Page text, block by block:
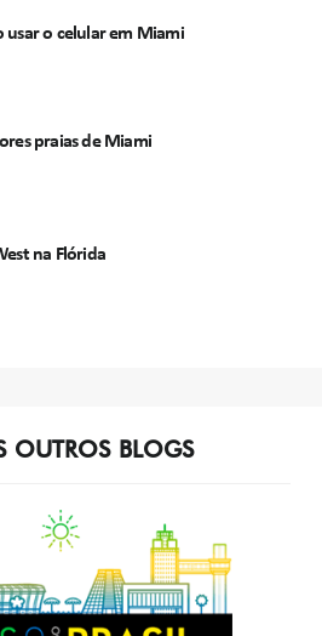
usar o celular em Miami
praias de Miami
na Flórida
OUTROS BLOGS